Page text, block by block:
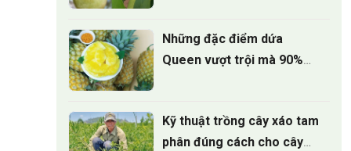
Những đặc điểm dứa
Queen vượt trội mà 90%
Kỹ thuật trồng cây xáo tam
phân đúng cách cho cây